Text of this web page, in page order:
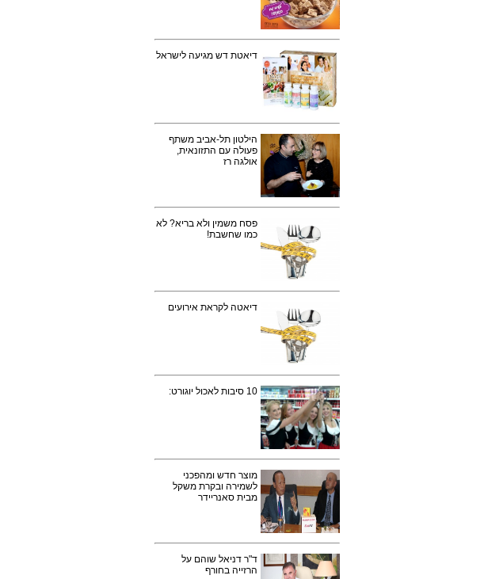
דיאטת דש מגיעה לישראל
הילטון תל-אביב משתף
פעולה עם התזונאית,
אולגה רז
פסח משמין ולא בריא? לא
כמו שחשבת!
דיאטה לקראת אירועים
10 סיבות לאכול יוגורט:
מוצר חדש ומהפכני
לשמירה ובקרת משקל
מבית סאנריידר
ד"ר דניאל שוהם על
הרזייה בחורף